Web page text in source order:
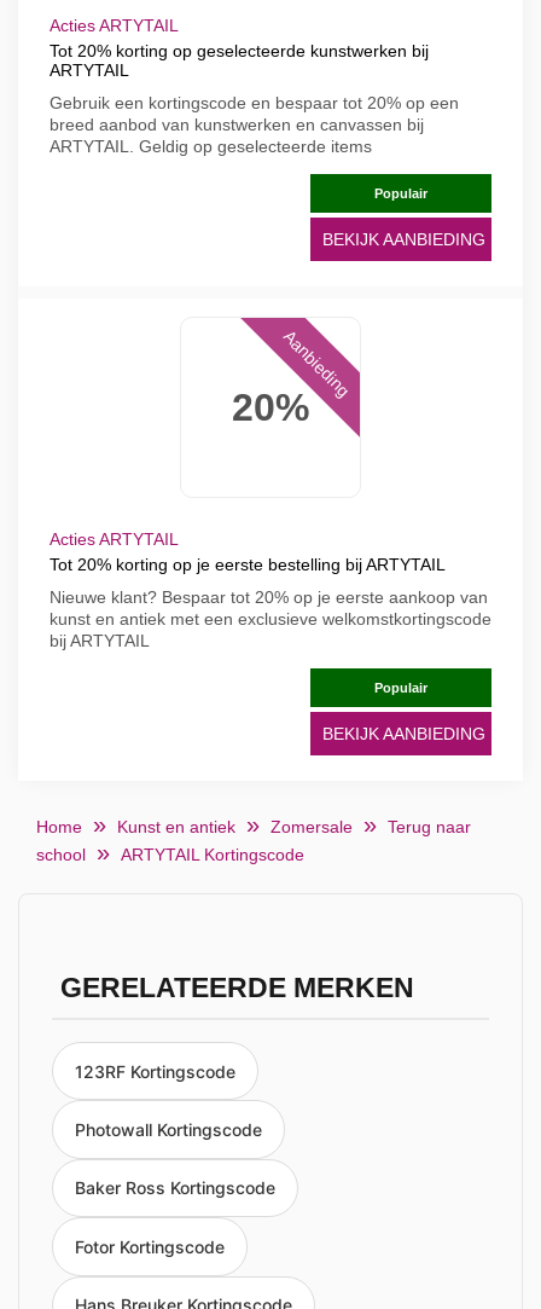
Acties ARTYTAIL
Tot 20% korting op geselecteerde kunstwerken bij
ARTYTAIL
Gebruik een kortingscode en bespaar tot 20% op een
breed aanbod van kunstwerken en canvassen bij
ARTYTAIL. Geldig op geselecteerde items
Populair
BEKIJK AANBIEDING
20%
Aanbieding
Acties ARTYTAIL
Tot 20% korting op je eerste bestelling bij ARTYTAIL
Nieuwe klant? Bespaar tot 20% op je eerste aankoop van
kunst en antiek met een exclusieve welkomstkortingscode
bij ARTYTAIL
Populair
BEKIJK AANBIEDING
Home Kunst en antiek Zomersale
Terug naar
school
ARTYTAIL Kortingscode
GERELATEERDE MERKEN
123RF Kortingscode
Photowall Kortingscode
Baker Ross Kortingscode
Fotor Kortingscode